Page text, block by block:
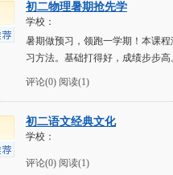
初二物理暑期抢先学
学校：
暑期做预习，领跑一学期！本课
习方法。基础打得好，成绩步步
评论(0) 阅读(1)
初二语文经典文化
学校：
评论(0) 阅读(1)